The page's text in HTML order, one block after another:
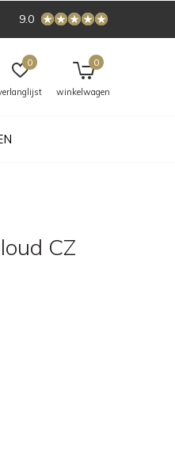
0
winkelwagen
0
9.0
CZ